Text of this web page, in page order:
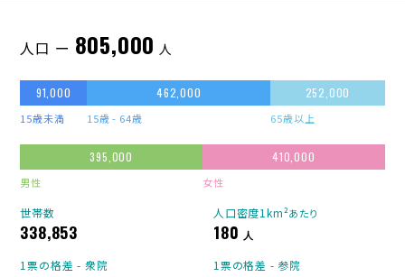
人口 ー 805,000 人
91,000
15歳未満
462,000
15歳 - 64歳
252,000
65歳以上
395,000
男性
410,000
女性
世帯数
338,853
人口密度1km²あたり
180 人
1票の格差 - 衆院 1票の格差 - 参院